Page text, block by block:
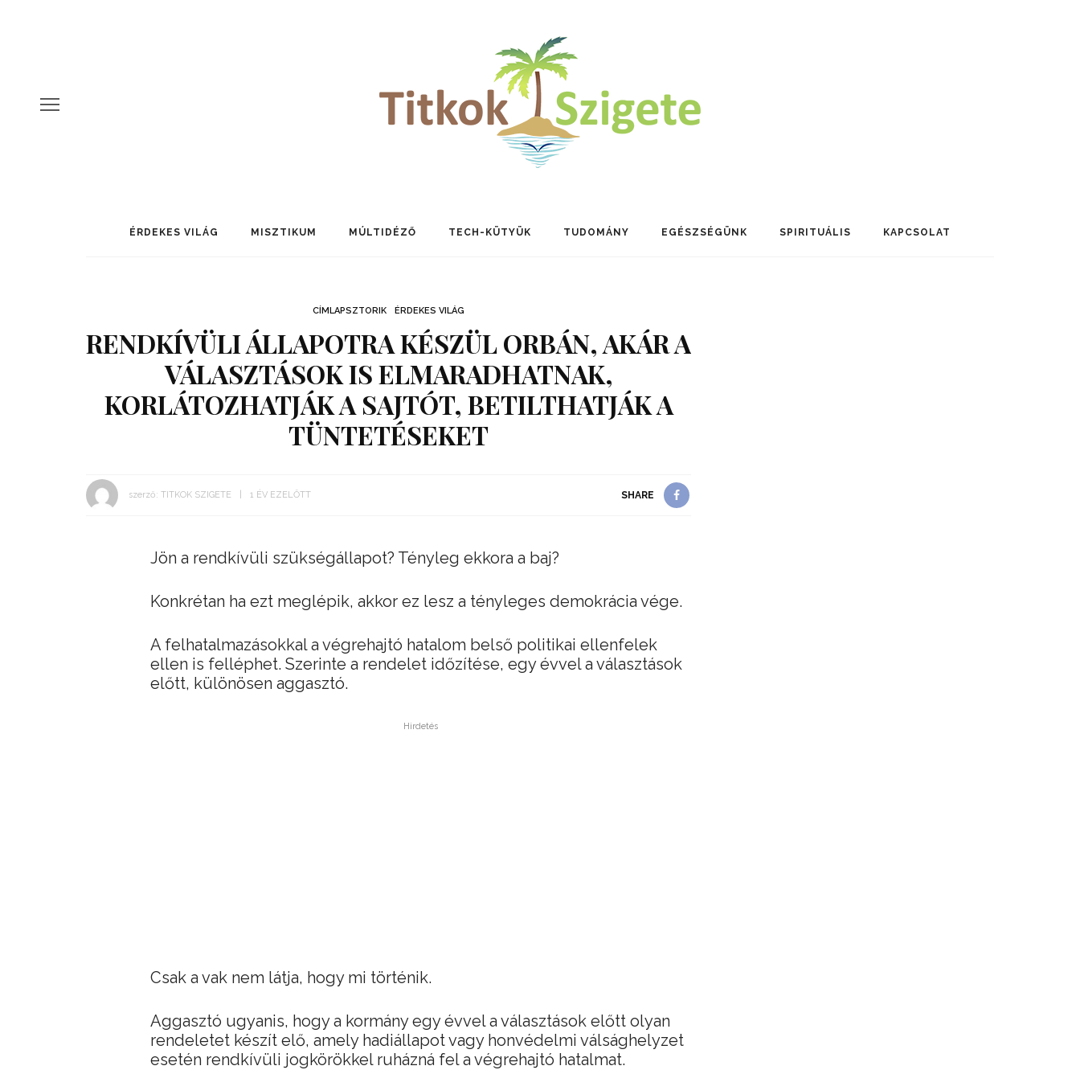
ÉRDEKES VILÁG MISZTIKUM MÚLTIDÉZŐ TECH-KÜTYÜK TUDOMÁNY EGÉSZSÉGÜNK SPIRITUÁLIS KAPCSOLAT
CÍMLAPSZTORIK ÉRDEKES VILÁG
RENDKÍVÜLI ÁLLAPOTRA KÉSZÜL ORBÁN, AKÁR A
VÁLASZTÁSOK IS ELMARADHATNAK,
KORLÁTOZHATJÁK A SAJTÓT, BETILTHATJÁK A
TÜNTETÉSEKET
szerző: TITKOK SZIGETE 1 ÉV EZELŐTT SHARE
Jön a rendkívüli szükségállapot? Tényleg ekkora a baj?
Konkrétan ha ezt meglépik, akkor ez lesz a tényleges demokrácia vége.
A felhatalmazásokkal a végrehajtó hatalom belső politikai ellenfelek
ellen is felléphet. Szerinte a rendelet időzítése, egy évvel a választások
előtt, különösen aggasztó.
Hirdetés
Csak a vak nem látja, hogy mi történik.
Aggasztó ugyanis, hogy a kormány egy évvel a választások előtt olyan
rendeletet készít elő, amely hadiállapot vagy honvédelmi válsághelyzet
esetén rendkívüli jogkörökkel ruházná fel a végrehajtó hatalmat.